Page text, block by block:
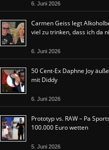
6. Juni 2026
Carmen Geiss legt
viel zu trinken, dass ich da
6. Juni 2026
50 Cent-Ex Daphne Joy
mit Diddy
6. Juni 2026
Prototyp vs. RAW – Pa
100.000 Euro wetten
5. Juni 2026